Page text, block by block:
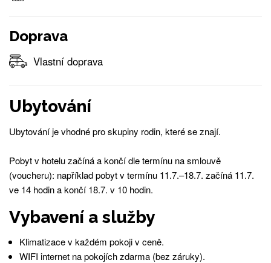
Doprava
Vlastní doprava
Ubytování
Ubytování je vhodné pro skupiny rodin, které se znají.
Pobyt v hotelu začíná a končí dle termínu na smlouvě
(voucheru): například pobyt v termínu 11.7.–18.7. začíná 11.7.
ve 14 hodin a končí 18.7. v 10 hodin.
Vybavení a služby
Klimatizace v každém pokoji v ceně.
WIFI internet na pokojích zdarma (bez záruky).